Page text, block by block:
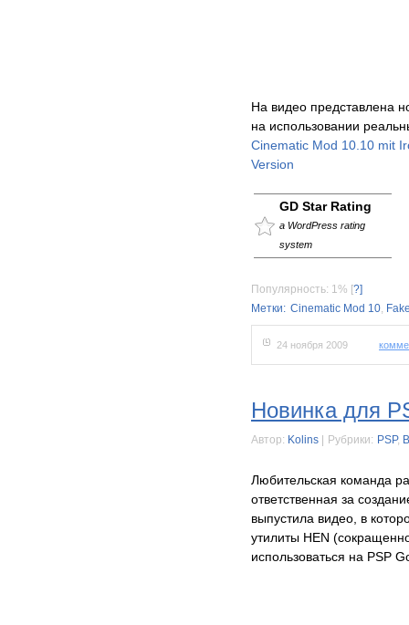
На видео представлена
на использовании
Cinematic Mod 10.10 mit
Version
GD Star Rating
a WordPress rating
system
Популярность: 1% [?]
Метки: Cinematic Mod 10,
24 ноября 2009
Новинка для
Автор: Kolins Рубрики: PSP,
Любительская команда
ответственная за
выпустила видео, в
утилиты HEN
использоваться на PSP